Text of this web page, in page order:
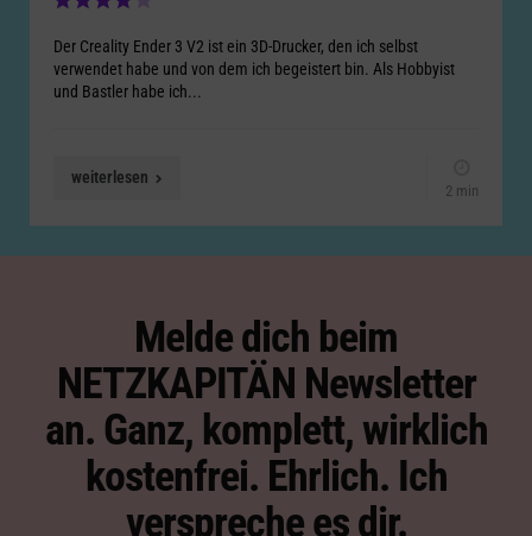
Der Creality Ender 3 V2 ist ein 3D-Drucker, den ich selbst
verwendet habe und von dem ich begeistert bin. Als Hobbyist
und Bastler habe ich...
weiterlesen
2 min
Melde dich beim
NETZKAPITÄN Newsletter
an. Ganz, komplett, wirklich
kostenfrei. Ehrlich. Ich
verspreche es dir.